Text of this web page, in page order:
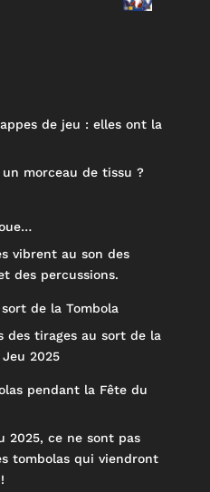
de jeu : elles ont la
un morceau de tissu ?
vibrent au son des
des percussions.
de la Tombola
des tirages au sort de la
2025
pendant la Fête du
2025, ce ne sont pas
tombolas qui viendront